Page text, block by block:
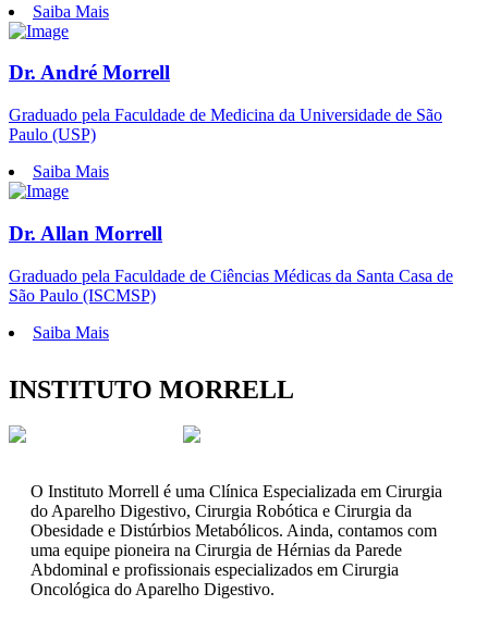
Saiba Mais
Dr. André Morrell
Graduado pela Faculdade de Medicina da Universidade de São
Paulo (USP)
Saiba Mais
Dr. Allan Morrell
Graduado pela Faculdade de Ciências Médicas da Santa Casa de
São Paulo (ISCMSP)
Saiba Mais
INSTITUTO MORRELL
O Instituto Morrell é uma Clínica Especializada em Cirurgia
do Aparelho Digestivo, Cirurgia Robótica e Cirurgia da
Obesidade e Distúrbios Metabólicos. Ainda, contamos com
uma equipe pioneira na Cirurgia de Hérnias da Parede
Abdominal e profissionais especializados em Cirurgia
Oncológica do Aparelho Digestivo.